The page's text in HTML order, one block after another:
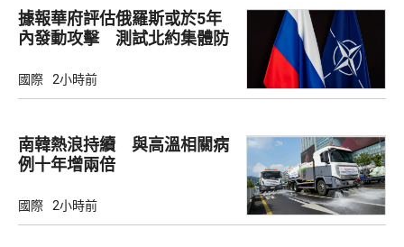
據報華府評估俄羅斯或於5年
內發動攻擊 測試北約集體防
國際 2小時前
南韓熱浪持續 與高溫相關病
例十年增兩倍
國際 2小時前